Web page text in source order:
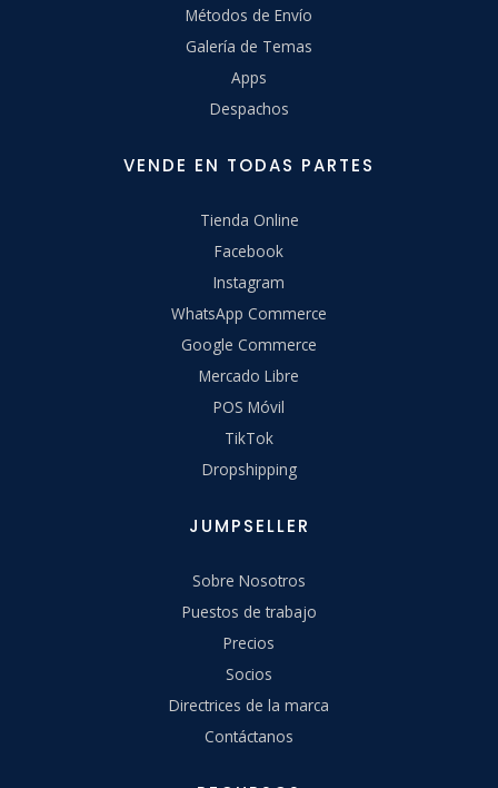
Métodos de Envío
Galería de Temas
Apps
Despachos
VENDE EN TODAS PARTES
Tienda Online
Facebook
Instagram
WhatsApp Commerce
Google Commerce
Mercado Libre
POS Móvil
TikTok
Dropshipping
JUMPSELLER
Sobre Nosotros
Puestos de trabajo
Precios
Socios
Directrices de la marca
Contáctanos